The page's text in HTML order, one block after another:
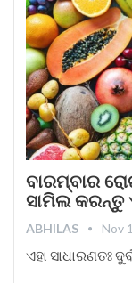
ବାରମ୍ବାର
ସାମିଲ କରନ୍ତୁ
ABHILAS Nov
ଏହା ସାଧାରଣତଃ